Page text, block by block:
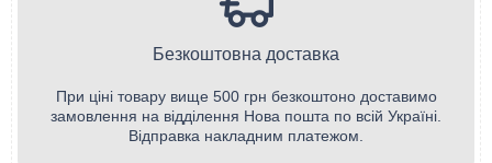
Безкоштовна доставка
При ціні товару вище 500 грн безкоштоно доставимо
замовлення на відділення Нова пошта по всій Україні.
Відправка накладним платежом.